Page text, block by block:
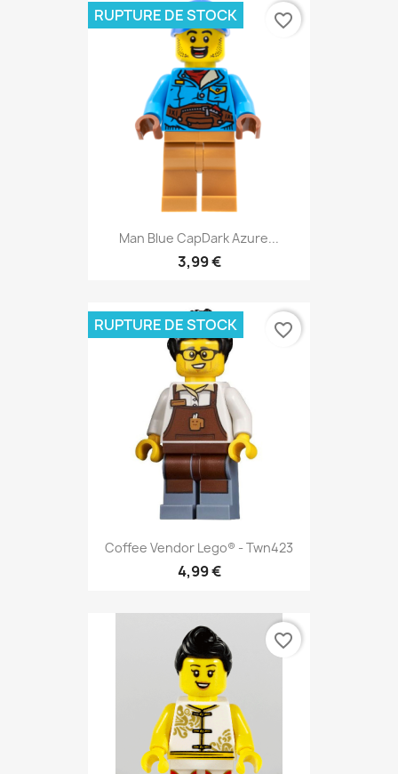
Man Blue CapDark Azure...
3,99 €
RUPTURE DE STOCK favorite_border
Coffee Vendor Lego® - Twn423
4,99 €
RUPTURE DE STOCK favorite_border
favorite_border